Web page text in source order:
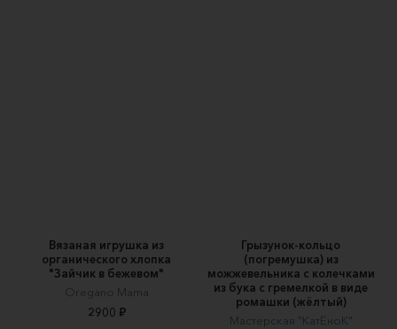
Вязаная игрушка из
органического хлопка
"Зайчик в бежевом"
Oregano Mama
2900 ₽
Грызунок-кольцо
(погремушка) из
можжевельника с колечками
из бука с гремелкой в виде
ромашки (жёлтый)
Мастерская "КатЁноК"